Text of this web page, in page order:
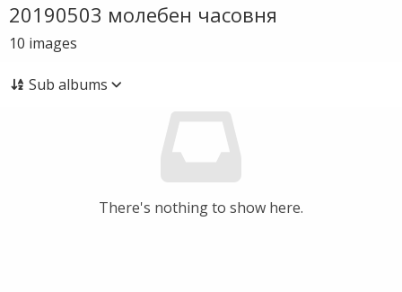
20190503 молебен часовня
10 images
Sub albums
There's nothing to show here.